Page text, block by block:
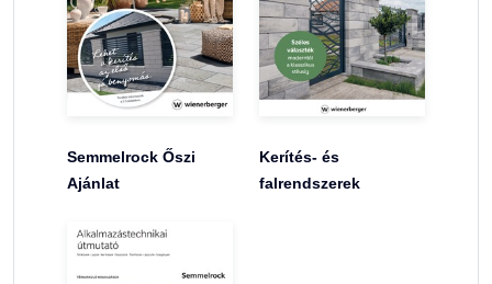
Semmelrock Őszi
Ajánlat
Kerítés- és
falrendszerek